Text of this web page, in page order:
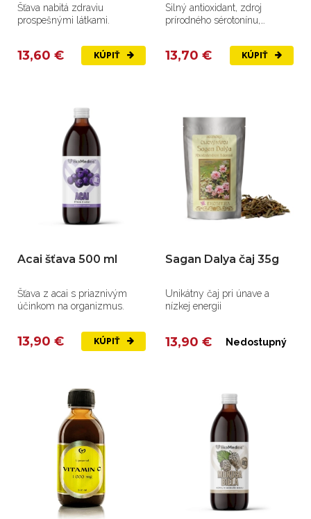
Šťava nabitá zdraviu
prospešnými látkami.
13,60 € KÚPIŤ
Silný antioxidant, zdroj
prírodného sérotonínu,
13,70 € KÚPIŤ
Acai šťava 500 ml
Šťava z acai s priaznivým
účinkom na organizmus.
13,90 € KÚPIŤ
Sagan Dalya čaj 35g
Unikátny čaj pri únave a
nízkej energii
13,90 € Nedostupný